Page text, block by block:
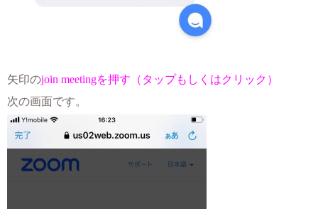
矢印のjoin meetingを押す（タップもしくはクリック）
次の画面です。